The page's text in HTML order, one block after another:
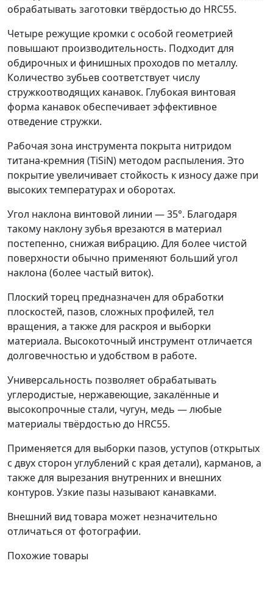
обрабатывать заготовки твёрдостью до HRC55.
Четыре режущие кромки с особой геометрией
повышают производительность. Подходит для
обдирочных и финишных проходов по металлу.
Количество зубьев соответствует числу
стружкоотводящих канавок. Глубокая винтовая
форма канавок обеспечивает эффективное
отведение стружки.
Рабочая зона инструмента покрыта нитридом
титана-кремния (TiSiN) методом распыления. Это
покрытие увеличивает стойкость к износу даже при
высоких температурах и оборотах.
Угол наклона винтовой линии — 35°. Благодаря
такому наклону зубья врезаются в материал
постепенно, снижая вибрацию. Для более чистой
поверхности обычно применяют больший угол
наклона (более частый виток).
Плоский торец предназначен для обработки
плоскостей, пазов, сложных профилей, тел
вращения, а также для раскроя и выборки
материала. Высокоточный инструмент отличается
долговечностью и удобством в работе.
Универсальность позволяет обрабатывать
углеродистые, нержавеющие, закалённые и
высокопрочные стали, чугун, медь — любые
материалы твёрдостью до HRC55.
Применяется для выборки пазов, уступов (открытых
с двух сторон углублений с края детали), карманов, а
также для вырезания внутренних и внешних
контуров. Узкие пазы называют канавками.
Внешний вид товара может незначительно
отличаться от фотографии.
Похожие товары